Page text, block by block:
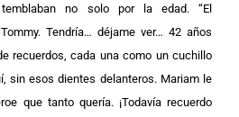
no solo por la edad. “El
Tendría… déjame ver… 42 años
recuerdos, cada una como un cuchillo
sin esos dientes delanteros. Mariam le
que tanto quería. ¡Todavía recuerdo